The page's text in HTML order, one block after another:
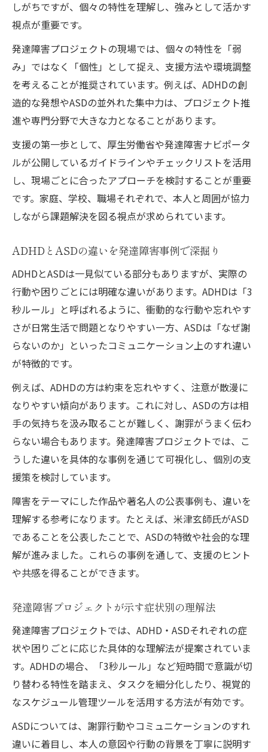
筑波大学の発達障害支援事例に学ぶポイン
実践的な発達障害対応策とは何か
発達障害への具体的対応策と日常応用のコ
ツ
ADHDとASDに適した発達障害対応方法の紹
発達障害ナビポータルを活用した実践支援
トリセツテンプレートで発達障害対応を強
化
筑波大学やプロジェクト発の対応策を比較
発達障害から考える子ども支援の基本と工
夫
プロジェクト視点で見る発達障害子ども支
援法
発達障害子ども支援方法を家庭で実践する
ヒント
発達障害プロジェクトで学ぶ学校現場の支
援例
NHK発達障害番組から得る子ども支援の知
恵
著名人や作品から広がる発達障害の共感
発達障害を公表した著名人事例と社会的影
響
障害をテーマにした作品で発達障害を理解
する
発達障害に関するNHK番組が伝える共感力
の高め方
ASD診断を受けた著名人から学ぶ生き方の
ヒント
役割
ADHDとASDの困りごとへ今日できるサポート
発達障害の困りごとに寄り添う日常サポー
ト法
法
しがちですが、個々の特性を理解し、強みとして活かす
視点が重要です。
発達障害プロジェクトの現場では、個々の特性を「弱
み」ではなく「個性」として捉え、支援方法や環境調整
を考えることが推奨されています。例えば、ADHDの創
造的な発想やASDの並外れた集中力は、プロジェクト推
進や専門分野で大きな力となることがあります。
支援の第一歩として、厚生労働省や発達障害ナビポータ
ルが公開しているガイドラインやチェックリストを活用
し、現場ごとに合ったアプローチを検討することが重要
です。家庭、学校、職場それぞれで、本人と周囲が協力
しながら課題解決を図る視点が求められています。
ADHDとASDの違いを発達障害事例で深掘り
ADHDとASDは一見似ている部分もありますが、実際の
行動や困りごとには明確な違いがあります。ADHDは「3
秒ルール」と呼ばれるように、衝動的な行動や忘れやす
さが日常生活で問題となりやすい一方、ASDは「なぜ謝
らないのか」といったコミュニケーション上のすれ違い
が特徴的です。
例えば、ADHDの方は約束を忘れやすく、注意が散漫に
なりやすい傾向があります。これに対し、ASDの方は相
手の気持ちを汲み取ることが難しく、謝罪がうまく伝わ
らない場合もあります。発達障害プロジェクトでは、こ
うした違いを具体的な事例を通じて可視化し、個別の支
援策を検討しています。
障害をテーマにした作品や著名人の公表事例も、違いを
理解する参考になります。たとえば、米津玄師氏がASD
であることを公表したことで、ASDの特徴や社会的な理
解が進みました。これらの事例を通して、支援のヒント
や共感を得ることができます。
発達障害プロジェクトが示す症状別の理解法
発達障害プロジェクトでは、ADHD・ASDそれぞれの症
状や困りごとに応じた具体的な理解法が提案されていま
す。ADHDの場合、「3秒ルール」など短時間で意識が切
り替わる特性を踏まえ、タスクを細分化したり、視覚的
なスケジュール管理ツールを活用する方法が有効です。
ASDについては、謝罪行動やコミュニケーションのすれ
違いに着目し、本人の意図や行動の背景を丁寧に説明す